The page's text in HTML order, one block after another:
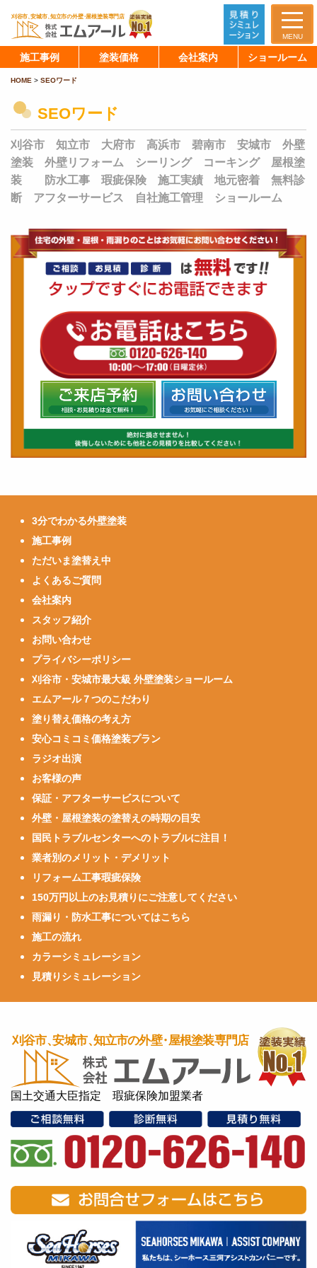
MENU
施工事例 塗装価格 会社案内 ショールーム
HOME > SEOワード
SEOワード
刈谷市 知立市 大府市 高浜市 碧南市 安城市 外壁
塗装 外壁リフォーム シーリング コーキング 屋根塗
装 防水工事 瑕疵保険 施工実績 地元密着 無料診
断 アフターサービス 自社施工管理 ショールーム
3分でわかる外壁塗装
施工事例
ただいま塗替え中
よくあるご質問
会社案内
スタッフ紹介
お問い合わせ
プライバシーポリシー
刈谷市・安城市最大級 外壁塗装ショールーム
エムアール７つのこだわり
塗り替え価格の考え方
安心コミコミ価格塗装プラン
ラジオ出演
お客様の声
保証・アフターサービスについて
外壁・屋根塗装の塗替えの時期の目安
国民トラブルセンターへのトラブルに注目！
業者別のメリット・デメリット
リフォーム工事瑕疵保険
150万円以上のお見積りにご注意してください
雨漏り・防水工事についてはこちら
施工の流れ
カラーシミュレーション
見積りシミュレーション
国土交通大臣指定 瑕疵保険加盟業者